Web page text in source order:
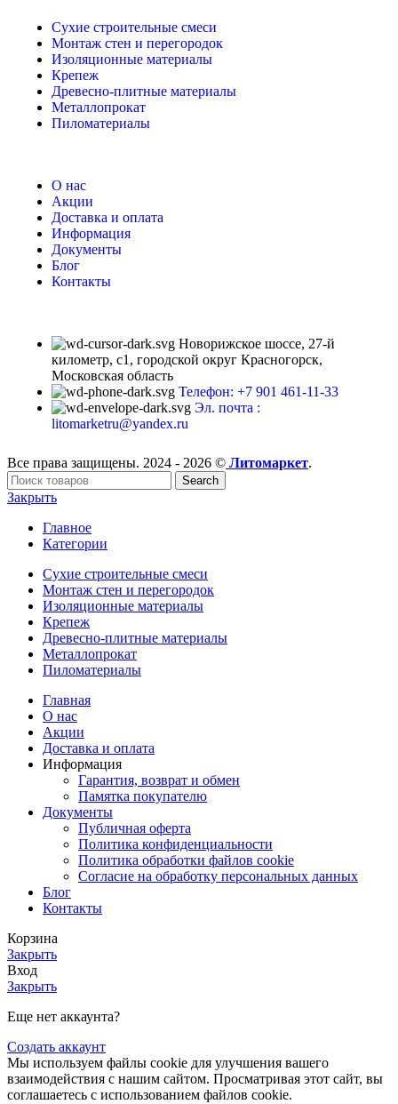
Сухие строительные смеси
Монтаж стен и перегородок
Изоляционные материалы
Крепеж
Древесно-плитные материалы
Металлопрокат
Пиломатериалы
О нас
Акции
Доставка и оплата
Информация
Документы
Блог
Контакты
Новорижское шоссе, 27-й
километр, с1, городской округ Красногорск,
Московская область
Телефон: +7 901 461-11-33
Эл. почта :
litomarketru@yandex.ru
Все права защищены. 2024 - 2026 © Литомаркет.
Search
Закрыть
Главное
Категории
Сухие строительные смеси
Монтаж стен и перегородок
Изоляционные материалы
Крепеж
Древесно-плитные материалы
Металлопрокат
Пиломатериалы
Главная
О нас
Акции
Доставка и оплата
Информация
Гарантия, возврат и обмен
Памятка покупателю
Документы
Публичная оферта
Политика конфиденциальности
Политика обработки файлов cookie
Согласие на обработку персональных данных
Блог
Контакты
Корзина
Закрыть
Вход
Закрыть
Еще нет аккаунта?
Создать аккаунт
Мы используем файлы cookie для улучшения вашего
взаимодействия с нашим сайтом. Просматривая этот сайт, вы
соглашаетесь с использованием файлов cookie.